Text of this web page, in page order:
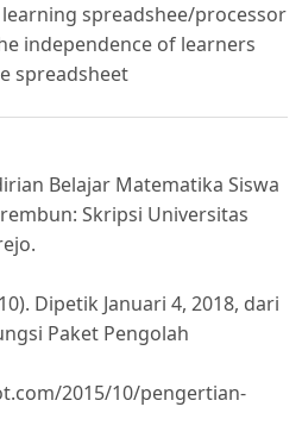
spreadshee/processor
independence of learners
spreadsheet
Belajar Matematika Siswa
Skripsi Universitas
Dipetik Januari 4, 2018, dari
Paket Pengolah
2015/10/pengertian-